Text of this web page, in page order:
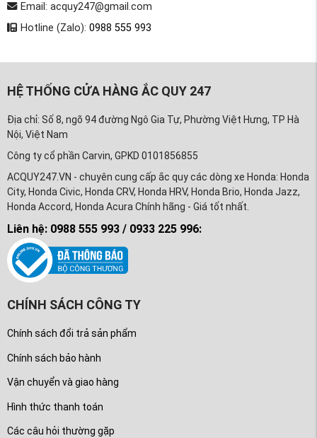
Email: acquy247@gmail.com
Hotline (Zalo): 0988 555 993
HỆ THỐNG CỬA HÀNG ẮC QUY 247
Địa chỉ: Số 8, ngõ 94 đường Ngô Gia Tự, Phường Việt Hưng, TP Hà
Nội, Việt Nam
Công ty cổ phần Carvin, GPKD 0101856855
ACQUY247.VN - chuyên cung cấp ắc quy các dòng xe Honda: Honda
City, Honda Civic, Honda CRV, Honda HRV, Honda Brio, Honda Jazz,
Honda Accord, Honda Acura Chính hãng - Giá tốt nhất.
Liên hệ: 0988 555 993 / 0933 225 996:
CHÍNH SÁCH CÔNG TY
Chính sách đổi trả sản phẩm
Chính sách bảo hành
Vận chuyển và giao hàng
Hình thức thanh toán
Các câu hỏi thường gặp